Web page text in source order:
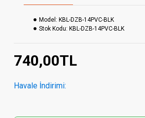
740,00TL
Havale İndirimi:
Model: KBL-DZB-14PVC-BLK
Stok Kodu: KBL-DZB-14PVC-BLK